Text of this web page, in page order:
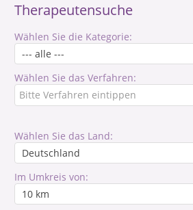
Therapeutensuche
Wählen Sie die Kategorie:
Wählen Sie das Verfahren:
Wählen Sie das Land:
Im Umkreis von: